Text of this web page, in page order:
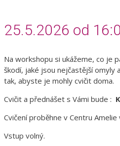
25.5.2026 od
Na workshopu si ukážeme, co je
škodí, jaké jsou nejčastější omyly
tak, abyste je mohly cvičit doma.
Cvičit a přednášet s Vámi bude :
Cvičení proběhne v Centru
Vstup volný.